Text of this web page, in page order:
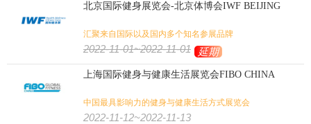
北京国际健身展览会-北京体博会IWF BEIJING
汇聚来自国际以及国内多个知名参展品牌
2022-11-01~2022-11-01 延期
上海国际健身与健康生活展览会FIBO CHINA
中国最具影响力的健身与健康生活方式展览会
2022-11-12~2022-11-13